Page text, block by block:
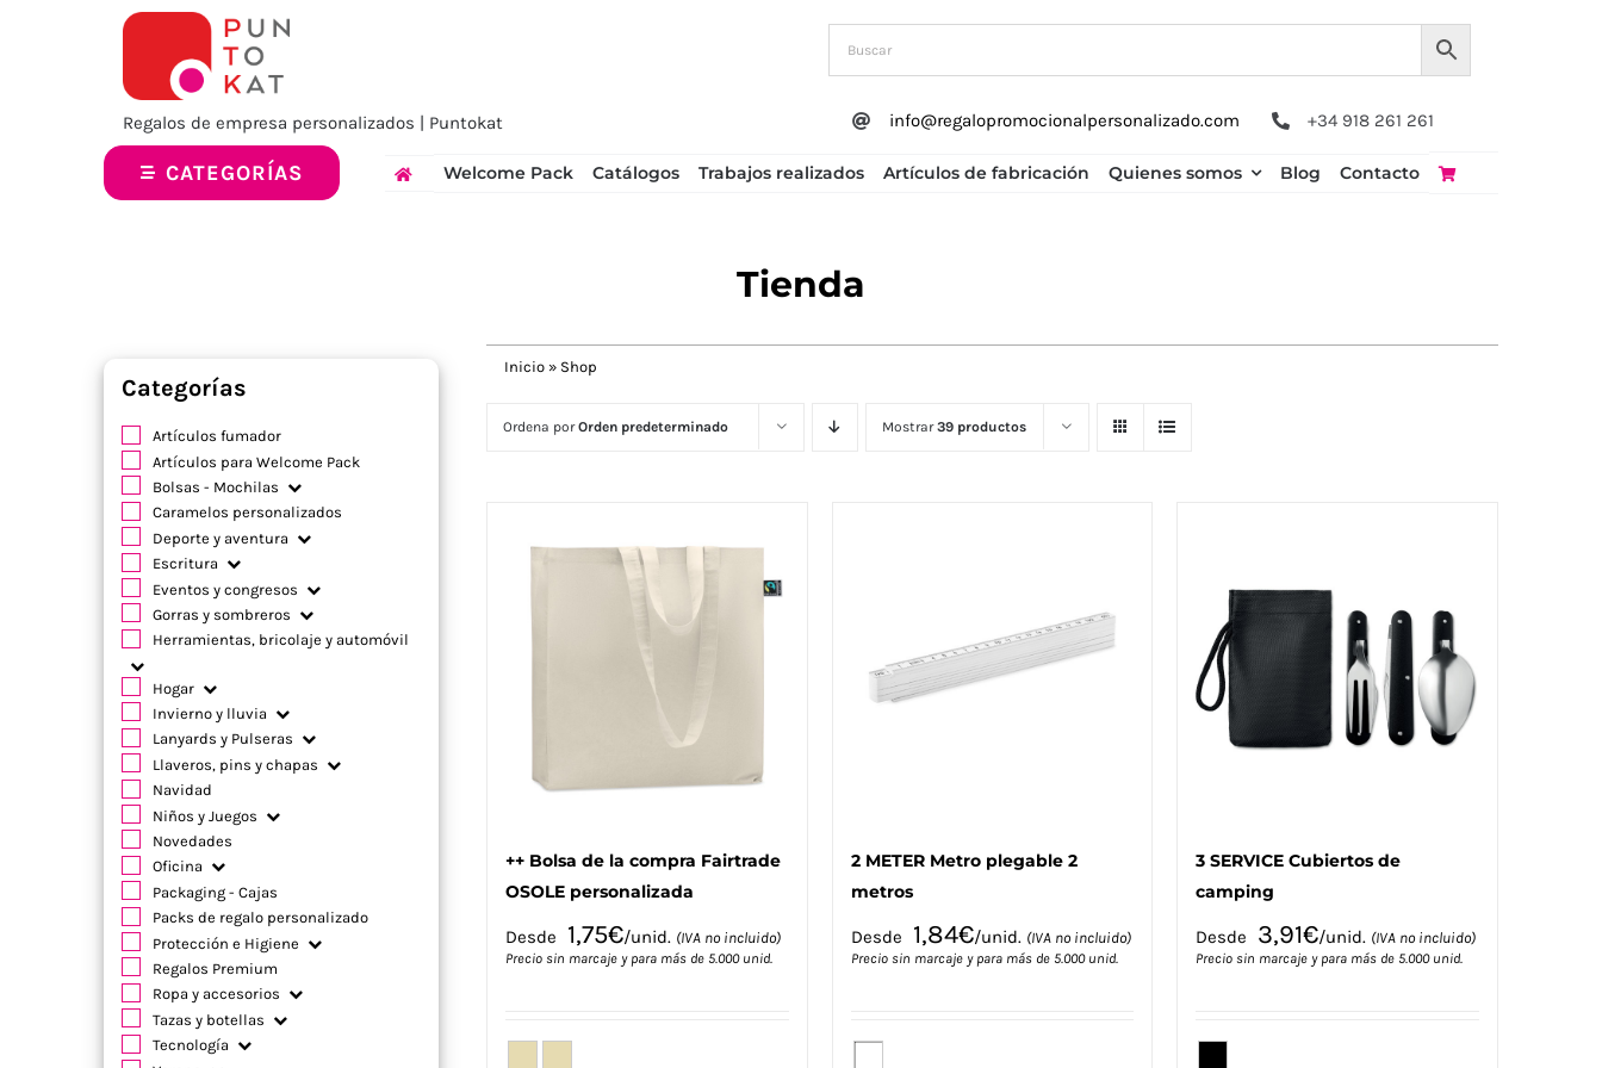
Regalos de empresa personalizados | Puntokat info@regalopromocionalpersonalizado.com +34 918 261 261
CATEGORÍAS Welcome Pack Catálogos Trabajos realizados Artículos de fabricación Quienes somos Blog Contacto
Tienda
Inicio» Shop
Ordena porOrden predeterminado Mostrar39 productos
++ Bolsa de la compra Fairtrade
OSOLE personalizada
Desde 1,75€/unid. (IVA no incluido)
Precio sin marcaje y para más de 5.000 unid.
2 METER Metro plegable 2
metros
Desde 1,84€/unid. (IVA no incluido)
Precio sin marcaje y para más de 5.000 unid.
3 SERVICE Cubiertos de
camping
Desde 3,91€/unid. (IVA no incluido)
Precio sin marcaje y para más de 5.000 unid.
Categorías
Artículos fumador
Artículos para Welcome Pack
Bolsas - Mochilas
Caramelos personalizados
Deporte y aventura
Escritura
Eventos y congresos
Gorras y sombreros
Herramientas, bricolaje y automóvil
Hogar
Invierno y lluvia
Lanyards y Pulseras
Llaveros, pins y chapas
Navidad
Niños y Juegos
Novedades
Oficina
Packaging - Cajas
Packs de regalo personalizado
Protección e Higiene
Regalos Premium
Ropa y accesorios
Tazas y botellas
Tecnología